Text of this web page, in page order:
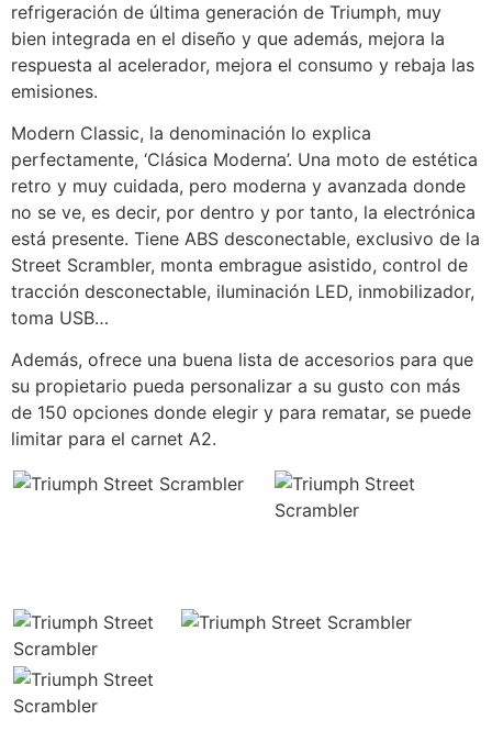
refrigeración de última generación de Triumph, muy
bien integrada en el diseño y que además, mejora la
respuesta al acelerador, mejora el consumo y rebaja las
emisiones.
Modern Classic, la denominación lo explica
perfectamente, ‘Clásica Moderna’. Una moto de estética
retro y muy cuidada, pero moderna y avanzada donde
no se ve, es decir, por dentro y por tanto, la electrónica
está presente. Tiene ABS desconectable, exclusivo de la
Street Scrambler, monta embrague asistido, control de
tracción desconectable, iluminación LED, inmobilizador,
toma USB…
Además, ofrece una buena lista de accesorios para que
su propietario pueda personalizar a su gusto con más
de 150 opciones donde elegir y para rematar, se puede
limitar para el carnet A2.